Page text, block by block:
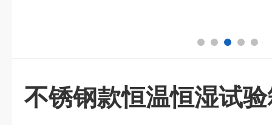
不锈钢款恒温恒湿试